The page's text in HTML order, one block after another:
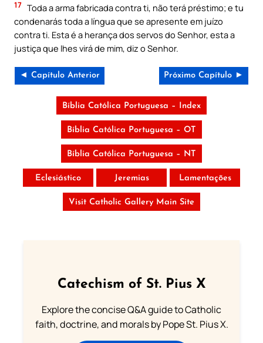
17 Toda a arma fabricada contra ti, não terá préstimo; e tu
condenarás toda a língua que se apresente em juízo
contra ti. Esta é a herança dos servos do Senhor, esta a
justiça que lhes virá de mim, diz o Senhor.
◄ Capítulo Anterior Próximo Capítulo ►
Bíblia Católica Portuguesa – Index
Bíblia Católica Portuguesa – OT
Bíblia Católica Portuguesa – NT
Eclesiástico Jeremias Lamentações
Visit Catholic Gallery Main Site
Catechism of St. Pius X
Explore the concise Q&A guide to Catholic
faith, doctrine, and morals by Pope St. Pius X.